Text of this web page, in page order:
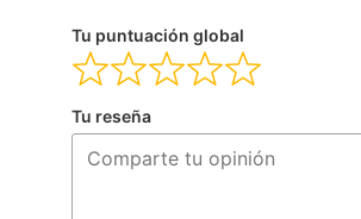
Tu puntuación global
Tu reseña